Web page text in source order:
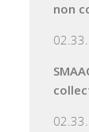
non